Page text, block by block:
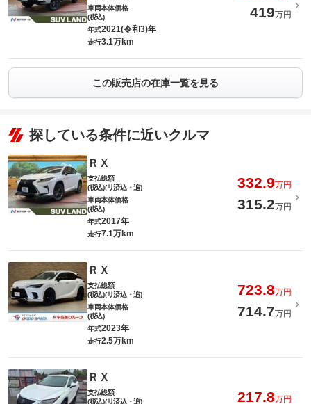
車両本体価格
(税込)
419万円
年式2021(令和3)年
走行3.1万km
この販売店の在庫一覧を見る
探している条件に近いクルマ
ＲＸ
支払総額
(税込)(リ済込・追)
332.9万円
車両本体価格
(税込)
315.2万円
年式2017年
走行7.1万km
ＲＸ
支払総額
(税込)(リ済込・追)
723.8万円
車両本体価格
(税込)
714.7万円
年式2023年
走行2.5万km
ＲＸ
支払総額
(税込)(リ済込・追)
217.8万円